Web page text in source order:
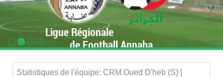
Ligue Régionale
de Football Annaba
Statistiques de l'équipe: CRM.Oued D'heb (S) |